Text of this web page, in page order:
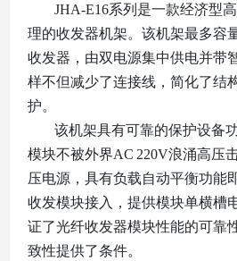
JHA-E16系列是一款经济型
理的收发器机架。该机架最多容
收发器，由双电源集中供电并带
样不但减少了连接线，简化了结
护。
该机架具有可靠的保护设备
模块不被外界AC 220V浪涌高压
压电源，具有负载自动平衡功能
收发模块接入，提供模块单横槽
证了光纤收发器模块性能的可靠
致性提供了条件。